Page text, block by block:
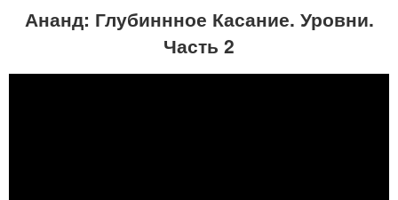
Ананд: Глубиннное Касание. Уровни.
Часть 2